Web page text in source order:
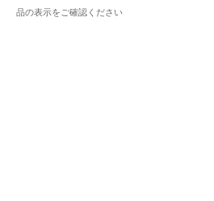
品の表示をご確認ください